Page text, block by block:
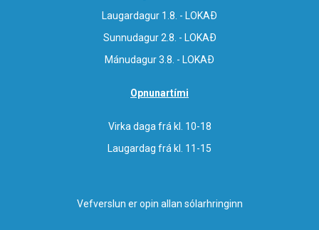
Laugardagur 1.8. - LOKAÐ
Sunnudagur 2.8. - LOKAÐ
Mánudagur 3.8. - LOKAÐ
Opnunartími
Virka daga frá kl. 10-18
Laugardag frá kl. 11-15
Vefverslun er opin allan sólarhringinn